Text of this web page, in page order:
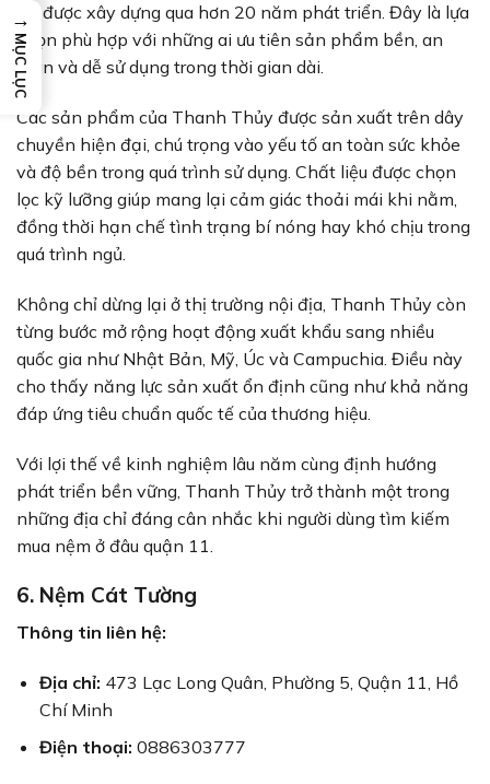
tín được xây dựng qua hơn 20 năm phát triển. Đây là lựa
chọn phù hợp với những ai ưu tiên sản phẩm bền, an
toàn và dễ sử dụng trong thời gian dài.
Các sản phẩm của Thanh Thủy được sản xuất trên dây
chuyền hiện đại, chú trọng vào yếu tố an toàn sức khỏe
và độ bền trong quá trình sử dụng. Chất liệu được chọn
lọc kỹ lưỡng giúp mang lại cảm giác thoải mái khi nằm,
đồng thời hạn chế tình trạng bí nóng hay khó chịu trong
quá trình ngủ.
Không chỉ dừng lại ở thị trường nội địa, Thanh Thủy còn
từng bước mở rộng hoạt động xuất khẩu sang nhiều
quốc gia như Nhật Bản, Mỹ, Úc và Campuchia. Điều này
cho thấy năng lực sản xuất ổn định cũng như khả năng
đáp ứng tiêu chuẩn quốc tế của thương hiệu.
Với lợi thế về kinh nghiệm lâu năm cùng định hướng
phát triển bền vững, Thanh Thủy trở thành một trong
những địa chỉ đáng cân nhắc khi người dùng tìm kiếm
mua nệm ở đâu quận 11.
6. Nệm Cát Tường
Thông tin liên hệ:
Địa chỉ: 473 Lạc Long Quân, Phường 5, Quận 11, Hồ
Chí Minh
Điện thoại: 0886303777
→
MỤC LỤC